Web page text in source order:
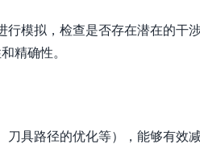
模拟，检查是否存在潜在的干
精确性。
具路径的优化等），能够有效